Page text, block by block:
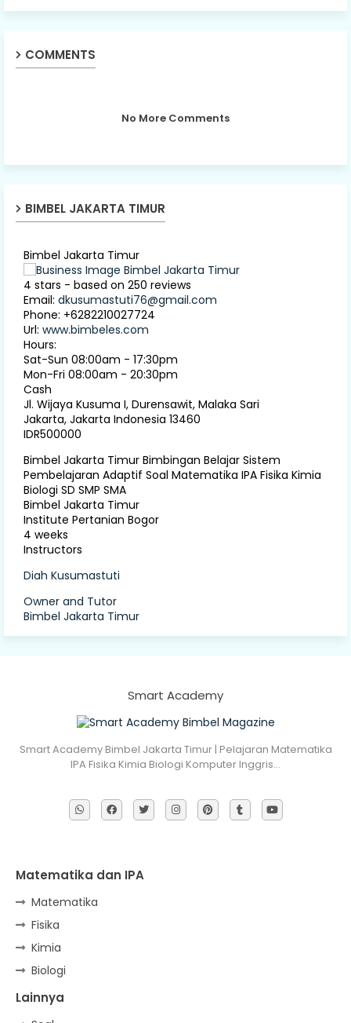
COMMENTS
No More Comments
BIMBEL JAKARTA TIMUR
Bimbel Jakarta Timur
4 stars - based on 250 reviews
Email: dkusumastuti76@gmail.com
Phone: +6282210027724
Url: www.bimbeles.com
Hours:
Sat-Sun 08:00am - 17:30pm
Mon-Fri 08:00am - 20:30pm
Cash
Jl. Wijaya Kusuma I, Durensawit, Malaka Sari
Jakarta, Jakarta Indonesia 13460
IDR500000
Bimbel Jakarta Timur Bimbingan Belajar Sistem
Pembelajaran Adaptif Soal Matematika IPA Fisika Kimia
Biologi SD SMP SMA
Bimbel Jakarta Timur
Institute Pertanian Bogor
4 weeks
Instructors
Diah Kusumastuti
Owner and Tutor
Bimbel Jakarta Timur
Smart Academy
Smart Academy Bimbel Jakarta Timur | Pelajaran Matematika
IPA Fisika Kimia Biologi Komputer Inggris…
Matematika dan IPA
Matematika
Fisika
Kimia
Biologi
Lainnya